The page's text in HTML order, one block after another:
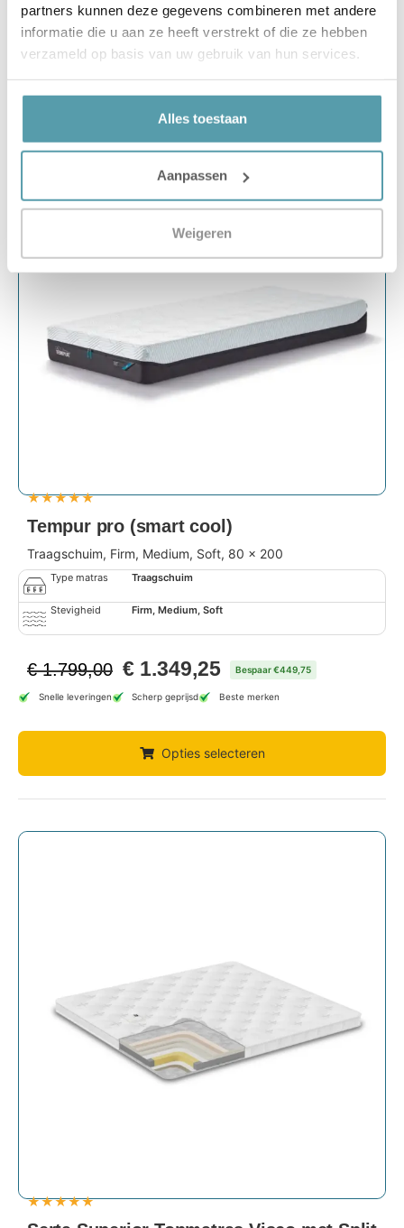
partners kunnen deze gegevens combineren met andere
informatie die u aan ze heeft verstrekt of die ze hebben
verzameld op basis van uw gebruik van hun services.
Alles toestaan
Aanpassen
Weigeren
Toevoegen aan winkelwagen
★★★★★
Tempur pro (smart cool)
Traagschuim, Firm, Medium, Soft, 80 x 200
Type matras Traagschuim
Stevigheid Firm, Medium, Soft
€1.799,00 € 1.349,25 Bespaar €449,75
Snelle leveringen Scherp geprijsd Beste merken
Opties selecteren
★★★★★